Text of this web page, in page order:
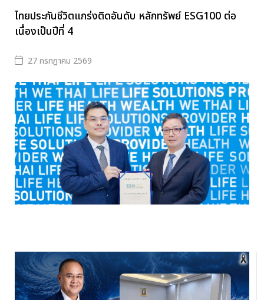
ไทยประกันชีวิตแกร่งติดอันดับ หลักทรัพย์ ESG100 ต่อ
เนื่องเป็นปีที่ 4
27 กรกฎาคม 2569